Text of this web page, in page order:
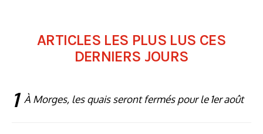
ARTICLES LES PLUS LUS CES
DERNIERS JOURS
1 À Morges, les quais seront fermés pour le 1er août